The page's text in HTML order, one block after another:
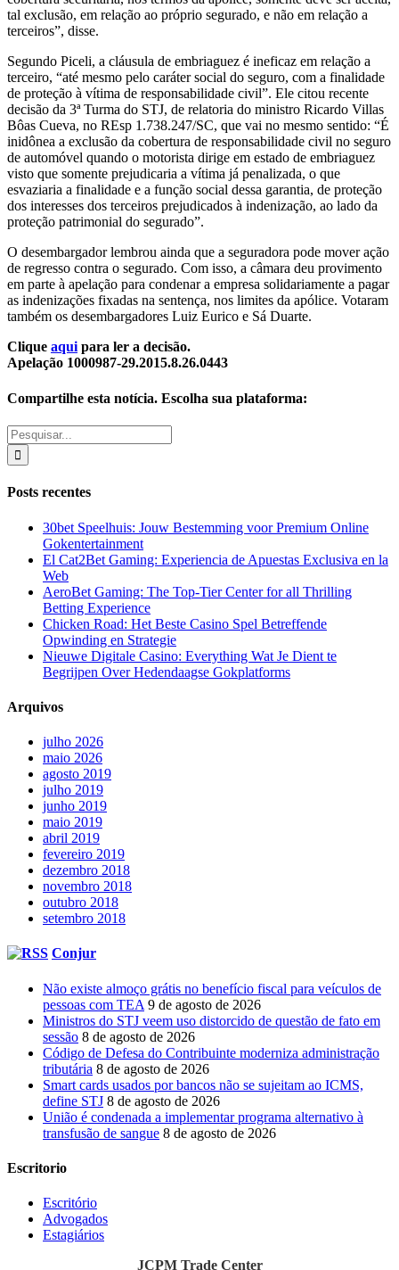
tal exclusão, em relação ao próprio segurado, e não em relação a
terceiros”, disse.
Segundo Piceli, a cláusula de embriaguez é ineficaz em relação a
terceiro, “até mesmo pelo caráter social do seguro, com a finalidade
de proteção à vítima de responsabilidade civil”. Ele citou recente
decisão da 3ª Turma do STJ, de relatoria do ministro Ricardo Villas
Bôas Cueva, no REsp 1.738.247/SC, que vai no mesmo sentido: “É
inidônea a exclusão da cobertura de responsabilidade civil no seguro
de automóvel quando o motorista dirige em estado de embriaguez
visto que somente prejudicaria a vítima já penalizada, o que
esvaziaria a finalidade e a função social dessa garantia, de proteção
dos interesses dos terceiros prejudicados à indenização, ao lado da
proteção patrimonial do segurado”.
O desembargador lembrou ainda que a seguradora pode mover ação
de regresso contra o segurado. Com isso, a câmara deu provimento
em parte à apelação para condenar a empresa solidariamente a pagar
as indenizações fixadas na sentença, nos limites da apólice. Votaram
também os desembargadores Luiz Eurico e Sá Duarte.
Clique aquipara ler a decisão.
Apelação 1000987-29.2015.8.26.0443
Compartilhe esta notícia. Escolha sua plataforma:
Facebook
Twitter
WhatsApp
E-
mail
Buscar
resultados
para:
Posts recentes
30bet Speelhuis: Jouw Bestemming voor Premium Online
Gokentertainment
El Cat2Bet Gaming: Experiencia de Apuestas Exclusiva en la
Web
AeroBet Gaming: The Top-Tier Center for all Thrilling
Betting Experience
Chicken Road: Het Beste Casino Spel Betreffende
Opwinding en Strategie
Nieuwe Digitale Casino: Everything Wat Je Dient te
Begrijpen Over Hedendaagse Gokplatforms
Arquivos
julho 2026
maio 2026
agosto 2019
julho 2019
junho 2019
maio 2019
abril 2019
fevereiro 2019
dezembro 2018
novembro 2018
outubro 2018
setembro 2018
Conjur
Não existe almoço grátis no benefício fiscal para veículos de
pessoas com TEA 9 de agosto de 2026
Ministros do STJ veem uso distorcido de questão de fato em
sessão 8 de agosto de 2026
Código de Defesa do Contribuinte moderniza administração
tributária 8 de agosto de 2026
Smart cards usados por bancos não se sujeitam ao ICMS,
define STJ 8 de agosto de 2026
União é condenada a implementar programa alternativo à
transfusão de sangue 8 de agosto de 2026
Escritorio
Escritório
Advogados
Estagiários
JCPM Trade Center